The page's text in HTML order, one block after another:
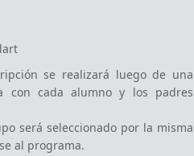
con cada alumno y los padres
será seleccionado por la misma
son:
bajo presión.